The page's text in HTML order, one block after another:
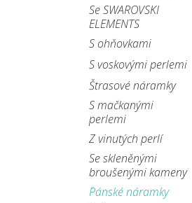
Se SWAROVSKI
ELEMENTS
S ohňovkami
S voskovými perlemi
Štrasové náramky
S mačkanými
perlemi
Z vinutých perlí
Se skleněnými
broušenými kameny
Pánské náramky